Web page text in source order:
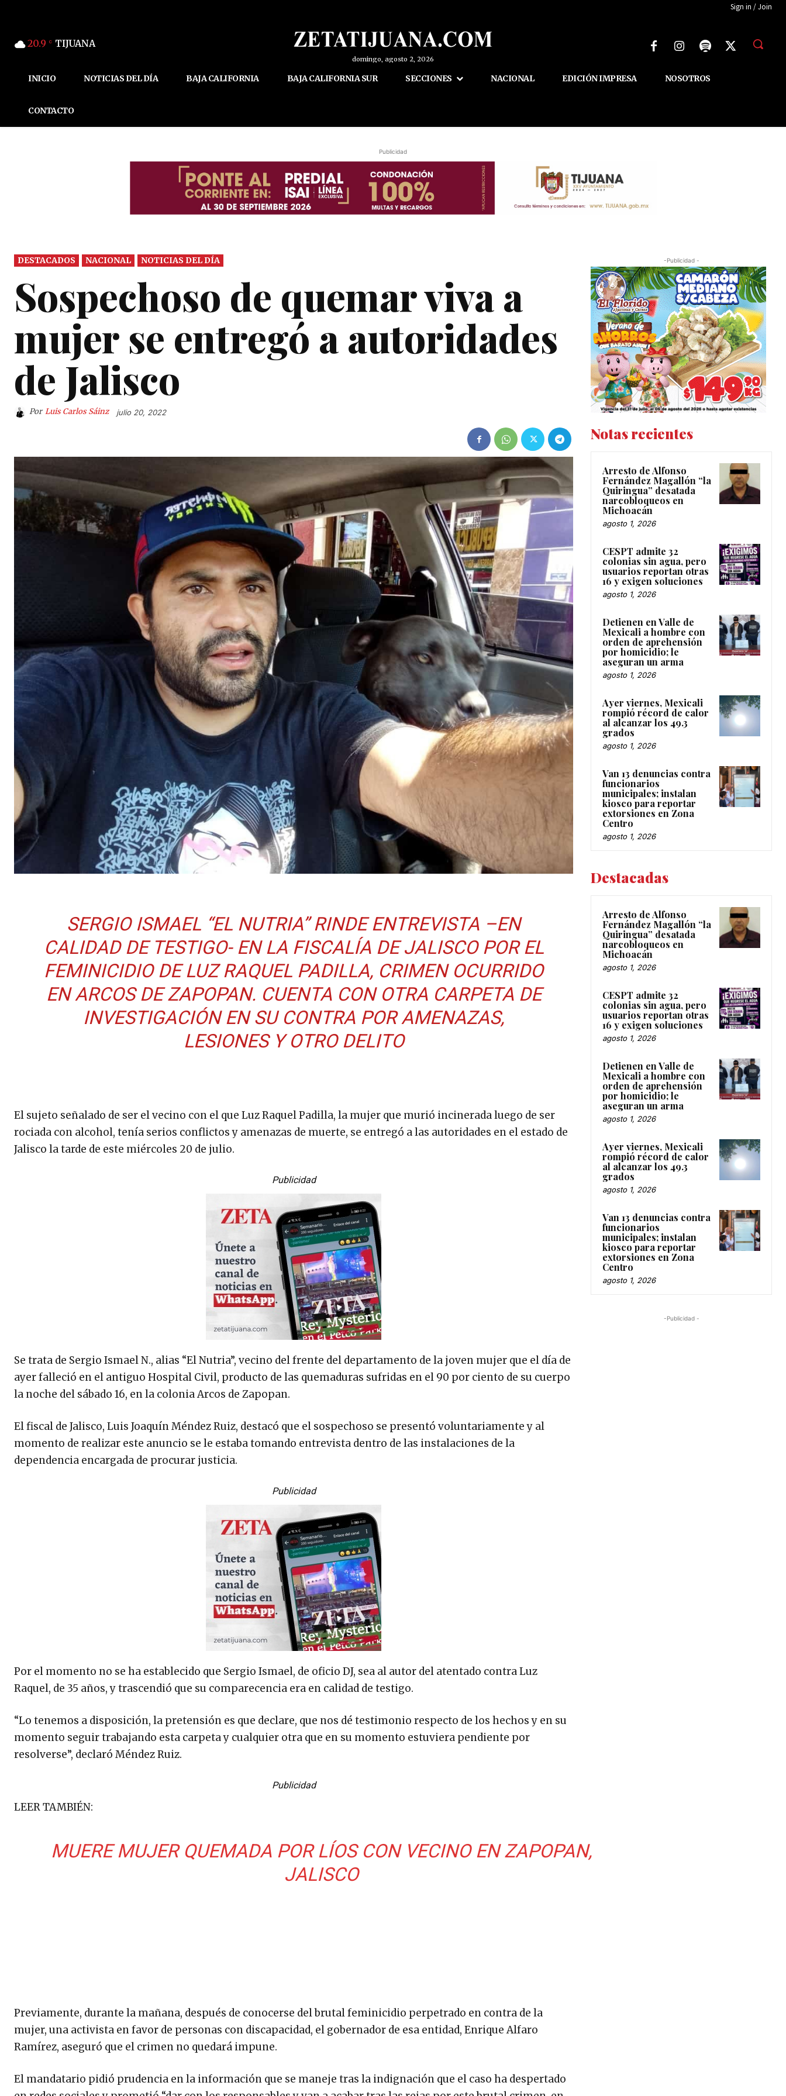
Sign in / Join
20.9 C TIJUANA
domingo, agosto 2, 2026
INICIO NOTICIAS DEL DÍA BAJA CALIFORNIA BAJA CALIFORNIA SUR SECCIONES NACIONAL EDICIÓN IMPRESA NOSOTROS
CONTACTO
Publicidad
DESTACADOS NACIONAL NOTICIAS DEL DÍA
Sospechoso de quemar viva a
mujer se entregó a autoridades
de Jalisco
Por Luis Carlos Sáinz julio 20, 2022
SERGIO ISMAEL “EL NUTRIA” RINDE ENTREVISTA –EN
CALIDAD DE TESTIGO- EN LA FISCALÍA DE JALISCO POR EL
FEMINICIDIO DE LUZ RAQUEL PADILLA, CRIMEN OCURRIDO
EN ARCOS DE ZAPOPAN. CUENTA CON OTRA CARPETA DE
INVESTIGACIÓN EN SU CONTRA POR AMENAZAS,
LESIONES Y OTRO DELITO
El sujeto señalado de ser el vecino con el que Luz Raquel Padilla, la mujer que murió incinerada luego de ser
rociada con alcohol, tenía serios conflictos y amenazas de muerte, se entregó a las autoridades en el estado de
Jalisco la tarde de este miércoles 20 de julio.
Publicidad
Se trata de Sergio Ismael N., alias “El Nutria”, vecino del frente del departamento de la joven mujer que el día de
ayer falleció en el antiguo Hospital Civil, producto de las quemaduras sufridas en el 90 por ciento de su cuerpo
la noche del sábado 16, en la colonia Arcos de Zapopan.
El fiscal de Jalisco, Luis Joaquín Méndez Ruiz, destacó que el sospechoso se presentó voluntariamente y al
momento de realizar este anuncio se le estaba tomando entrevista dentro de las instalaciones de la
dependencia encargada de procurar justicia.
Publicidad
Por el momento no se ha establecido que Sergio Ismael, de oficio DJ, sea al autor del atentado contra Luz
Raquel, de 35 años, y trascendió que su comparecencia era en calidad de testigo.
“Lo tenemos a disposición, la pretensión es que declare, que nos dé testimonio respecto de los hechos y en su
momento seguir trabajando esta carpeta y cualquier otra que en su momento estuviera pendiente por
resolverse”, declaró Méndez Ruiz.
Publicidad
LEER TAMBIÉN:
MUERE MUJER QUEMADA POR LÍOS CON VECINO EN ZAPOPAN,
JALISCO
Previamente, durante la mañana, después de conocerse del brutal feminicidio perpetrado en contra de la
mujer, una activista en favor de personas con discapacidad, el gobernador de esa entidad, Enrique Alfaro
Ramírez, aseguró que el crimen no quedará impune.
El mandatario pidió prudencia en la información que se maneje tras la indignación que el caso ha despertado
-Publicidad -
Notas recientes
Arresto de Alfonso
Fernández Magallón “la
Quiringua” desatada
narcobloqueos en
Michoacán
agosto 1, 2026
CESPT admite 32
colonias sin agua, pero
usuarios reportan otras
16 y exigen soluciones
agosto 1, 2026
Detienen en Valle de
Mexicali a hombre con
orden de aprehensión
por homicidio; le
aseguran un arma
agosto 1, 2026
Ayer viernes, Mexicali
rompió récord de calor
al alcanzar los 49.3
grados
agosto 1, 2026
Van 13 denuncias contra
funcionarios
municipales; instalan
kiosco para reportar
extorsiones en Zona
Centro
agosto 1, 2026
Destacadas
Arresto de Alfonso
Fernández Magallón “la
Quiringua” desatada
narcobloqueos en
Michoacán
agosto 1, 2026
CESPT admite 32
colonias sin agua, pero
usuarios reportan otras
16 y exigen soluciones
agosto 1, 2026
Detienen en Valle de
Mexicali a hombre con
orden de aprehensión
por homicidio; le
aseguran un arma
agosto 1, 2026
Ayer viernes, Mexicali
rompió récord de calor
al alcanzar los 49.3
grados
agosto 1, 2026
Van 13 denuncias contra
funcionarios
municipales; instalan
kiosco para reportar
extorsiones en Zona
Centro
agosto 1, 2026
-Publicidad -